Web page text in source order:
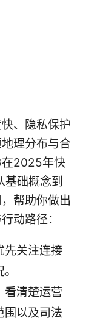
、隐私保护
理分布与合
在2025年快
础概念到
帮助你做出
动路径：
先关注连接
看清楚运营
围以及司法